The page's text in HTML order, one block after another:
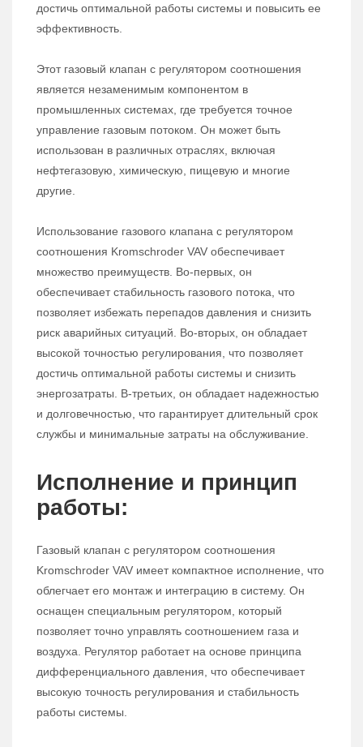
достичь оптимальной работы системы и повысить ее
эффективность.
Этот газовый клапан с регулятором соотношения
является незаменимым компонентом в
промышленных системах, где требуется точное
управление газовым потоком. Он может быть
использован в различных отраслях, включая
нефтегазовую, химическую, пищевую и многие
другие.
Использование газового клапана с регулятором
соотношения Kromschroder VAV обеспечивает
множество преимуществ. Во-первых, он
обеспечивает стабильность газового потока, что
позволяет избежать перепадов давления и снизить
риск аварийных ситуаций. Во-вторых, он обладает
высокой точностью регулирования, что позволяет
достичь оптимальной работы системы и снизить
энергозатраты. В-третьих, он обладает надежностью
и долговечностью, что гарантирует длительный срок
службы и минимальные затраты на обслуживание.
Исполнение и принцип
работы:
Газовый клапан с регулятором соотношения
Kromschroder VAV имеет компактное исполнение, что
облегчает его монтаж и интеграцию в систему. Он
оснащен специальным регулятором, который
позволяет точно управлять соотношением газа и
воздуха. Регулятор работает на основе принципа
дифференциального давления, что обеспечивает
высокую точность регулирования и стабильность
работы системы.